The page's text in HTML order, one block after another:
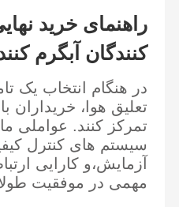
راهنمای خرید
کنندگان آبگرم
در هنگام انتخاب یک
تعلیق هوا، خریداران
تمرکز کنند. عواملی
سیستم های کنترل
آزمایش،و کارایی
مهمی در موفقیت